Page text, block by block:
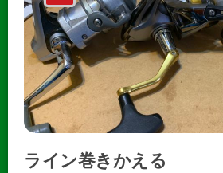
ライン巻きかえる